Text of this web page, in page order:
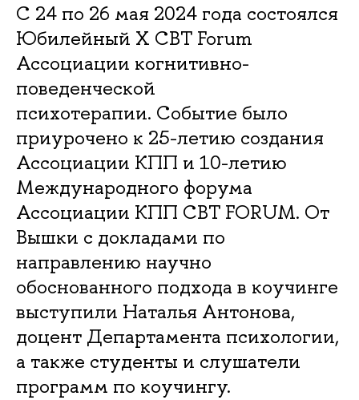
С 24 по 26 мая 2024 года состоялся
Юбилейный X CBT Forum
Ассоциации когнитивно-
поведенческой
психотерапии. Событие было
приурочено к 25-летию создания
Ассоциации КПП и 10-летию
Международного форума
Ассоциации КПП CBT FORUM. От
Вышки с докладами по
направлению научно
обоснованного подхода в коучинге
выступили Наталья Антонова,
доцент Департамента психологии,
а также студенты и слушатели
программ по коучингу.